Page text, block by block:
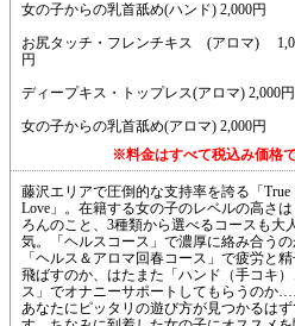
女の子からの乳首舐め(ハンド) 2,000円
お尻タッチ・フレンチキス (アロマ)
円
ディープキス・トップレス(アロマ) 2,000円
女の子からの乳首舐め(アロマ) 2,000円
※料金はすべて税込み価格
藤沢エリアで圧倒的な支持率を誇る「True
Love」。在籍する女の子のレベルの高さ
ろんのこと、3種類から選べるコースも大
気。「ヘルスコース」で濃厚に絡み合う
「ヘルス＆アロマ回春コース」で疲労と
飛ばすのか、はたまた「ハンド（手コキ
ス」でオナニーサポートしてもらうのか
あなたにピッタリの遊び方が見つかるは